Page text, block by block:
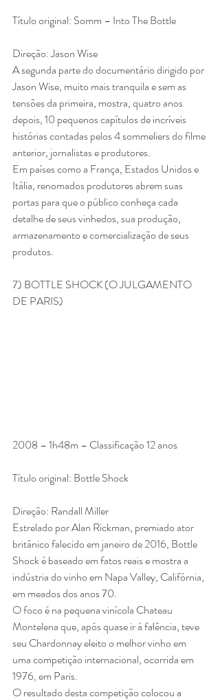
Título original: Somm – Into The Bottle
Direção: Jason Wise
A segunda parte do documentário dirigido por
Jason Wise, muito mais tranquila e sem as
tensões da primeira, mostra, quatro anos
depois, 10 pequenos capítulos de incríveis
histórias contadas pelos 4 sommeliers do filme
anterior, jornalistas e produtores.
Em países como a França, Estados Unidos e
Itália, renomados produtores abrem suas
portas para que o público conheça cada
detalhe de seus vinhedos, sua produção,
armazenamento e comercialização de seus
produtos.
7) BOTTLE SHOCK (O JULGAMENTO
DE PARIS)
2008 – 1h48m – Classificação 12 anos
Título original: Bottle Shock
Direção: Randall Miller
Estrelado por Alan Rickman, premiado ator
britânico falecido em janeiro de 2016, Bottle
Shock é baseado em fatos reais e mostra a
indústria do vinho em Napa Valley, Califórnia,
em meados dos anos 70.
O foco é na pequena vinícola Chateau
Montelena que, após quase ir à falência, teve
seu Chardonnay eleito o melhor vinho em
uma competição internacional, ocorrida em
1976, em Paris.
O resultado desta competição colocou a